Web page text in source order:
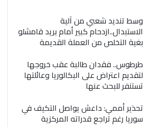
وسط تنديد شعبي من آلية
الاستبدال..ازدحام كبير أمام بريد قامشلو
بغية التخلص من العملة القديمة
طرطوس.. فقدان طالبة عقب خروجها
لتقديم اعتراض على البكالوريا وعائلتها
تستنفر للبحث عنها
تحذير أممي: داعش يواصل التكيف في
سوريا رغم تراجع قدراته المركزية